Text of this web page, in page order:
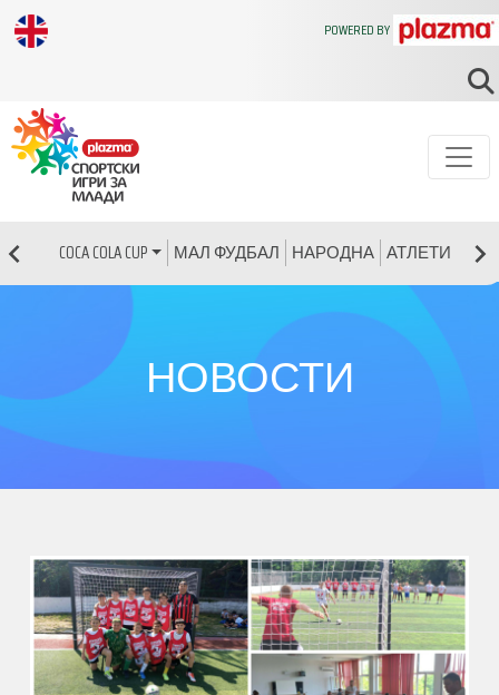
COCA COLA CUP МАЛ ФУДБАЛ НАРОДНА АТЛЕТИКА
POWERED BY
НОВОСТИ